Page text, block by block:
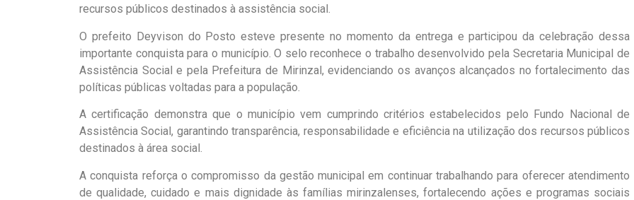
recursos públicos destinados à assistência social.
O prefeito Deyvison do Posto esteve presente no momento da entrega e participou da celebração dessa
importante conquista para o município. O selo reconhece o trabalho desenvolvido pela Secretaria Municipal de
Assistência Social e pela Prefeitura de Mirinzal, evidenciando os avanços alcançados no fortalecimento das
políticas públicas voltadas para a população.
A certificação demonstra que o município vem cumprindo critérios estabelecidos pelo Fundo Nacional de
Assistência Social, garantindo transparência, responsabilidade e eficiência na utilização dos recursos públicos
destinados à área social.
A conquista reforça o compromisso da gestão municipal em continuar trabalhando para oferecer atendimento
de qualidade, cuidado e mais dignidade às famílias mirinzalenses, fortalecendo ações e programas sociais